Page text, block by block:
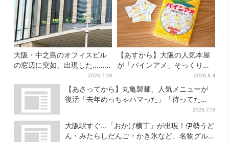
大阪・中之島のオフィスビル
の窓辺に突如、出現した……
巨大インコ「何かいる」「朝
からビビった」、その正体と
は？
2026.7.29
【あすから】大阪の人気本屋
が「パインアメ」そっくりの
ブックカバー開発、梅田で先
行販売
2026.8.4
【あさってから】丸亀製麺、人気メニューが
復活「去年めっちゃハマった」「待ってた
2026.7.19
大阪駅すぐ…「おかげ横丁」が出現！伊勢うど
ん・みたらしだんご・かき氷など、名物グル